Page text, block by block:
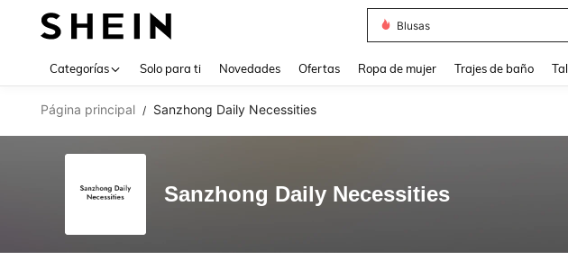
Blusas
Categorías Solo para ti Novedades Ofertas Ropa de mujer Trajes de baño
Página principal / Sanzhong Daily Necessities
Sanzhong Daily Necessities